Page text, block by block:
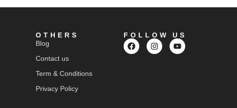
OTHERS
Blog
Contact us
Term & Conditions
Privacy Policy
FOLLOW US